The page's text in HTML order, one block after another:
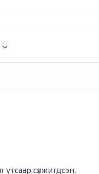
сүлжигдсэн.